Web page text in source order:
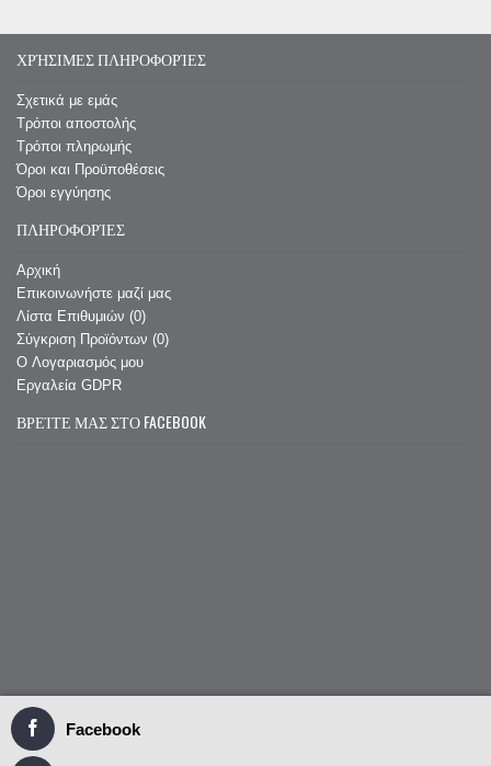
ΧΡΉΣΙΜΕΣ ΠΛΗΡΟΦΟΡΊΕΣ
Σχετικά με εμάς
Τρόποι αποστολής
Τρόποι πληρωμής
Όροι και Προϋποθέσεις
Όροι εγγύησης
ΠΛΗΡΟΦΟΡΊΕΣ
Αρχική
Επικοινωνήστε μαζί μας
Λίστα Επιθυμιών (0)
Σύγκριση Προϊόντων (0)
O Λογαριασμός μου
Εργαλεία GDPR
ΒΡΕΊΤΕ ΜΑΣ ΣΤΟ FACEBOOK
Facebook